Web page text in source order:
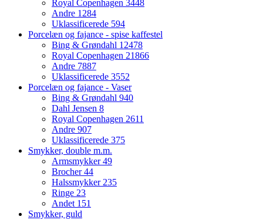
Royal Copenhagen 3448
Andre 1284
Uklassificerede 594
Porcelæn og fajance - spise kaffestel
Bing & Grøndahl 12478
Royal Copenhagen 21866
Andre 7887
Uklassificerede 3552
Porcelæn og fajance - Vaser
Bing & Grøndahl 940
Dahl Jensen 8
Royal Copenhagen 2611
Andre 907
Uklassificerede 375
Smykker, double m.m.
Armsmykker49
Brocher44
Halssmykker 235
Ringe 23
Andet 151
Smykker, guld